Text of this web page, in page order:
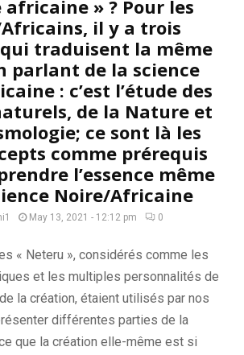
africaine » ? Pour les
il y a trois
traduisent la même
parlant de la science
: c’est l’étude des
de la Nature et
ce sont là les
comme prérequis
l’essence même
Noire/Africaine
May 13, 2021 - 12:12 pm 0
« Neteru », considérés comme les
et les multiples personnalités de
la création, étaient utilisés par nos
différentes parties de la
que la création elle-même est si